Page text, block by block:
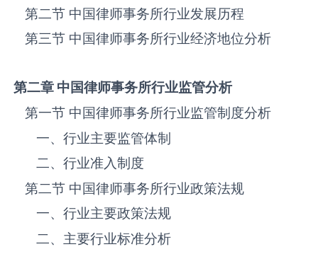
第二节 中国律师事务所‌‌‌行业发展历程
第三节 中国律师事务所行业经济地位分析
第二章 中国律师事务所行业监管分析
第一节 中国律师事务所‌‌‌行业监管制度分析
一、行业主要监管体制
二、行业准入制度
第二节 中国律师事务所‌‌‌行业政策法规
一、行业主要政策法规
二、主要行业标准分析